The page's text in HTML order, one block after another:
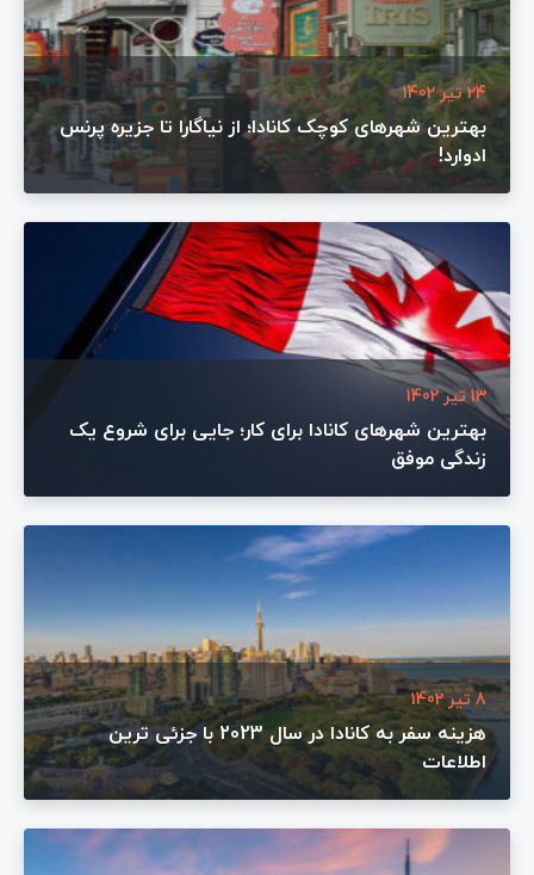
24 تیر 1402
بهترین شهرهای کوچک کانادا؛ از نیاگارا تا جزیره پرنس
ادوارد!
13 تیر 1402
بهترین شهرهای کانادا برای کار؛ جایی برای شروع یک
زندگی موفق
8 تیر 1402
هزینه سفر به کانادا در سال 2023 با جزئی ترین
اطلاعات